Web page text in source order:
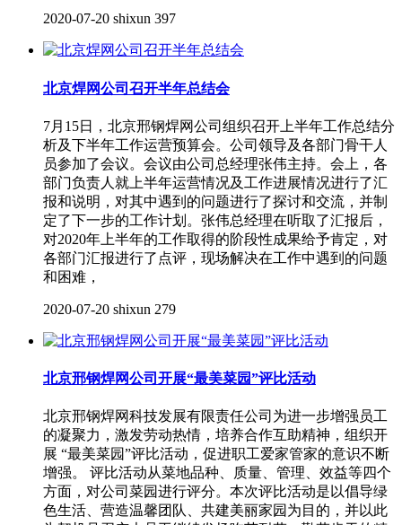
2020-07-20 shixun 397
北京焊网公司召开半年总结会
7月15日，北京邢钢焊网公司组织召开上半年工作总结分
析及下半年工作运营预算会。公司领导及各部门骨干人
员参加了会议。会议由公司总经理张伟主持。会上，各
部门负责人就上半年运营情况及工作进展情况进行了汇
报和说明，对其中遇到的问题进行了探讨和交流，并制
定了下一步的工作计划。张伟总经理在听取了汇报后，
对2020年上半年的工作取得的阶段性成果给予肯定，对
各部门汇报进行了点评，现场解决在工作中遇到的问题
和困难，
2020-07-20 shixun 279
北京邢钢焊网公司开展“最美菜园”评比活动
北京邢钢焊网科技发展有限责任公司为进一步增强员工
的凝聚力，激发劳动热情，培养合作互助精神，组织开
展 “最美菜园”评比活动，促进职工爱家管家的意识不断
增强。 评比活动从菜地品种、质量、管理、效益等四个
方面，对公司菜园进行评分。本次评比活动是以倡导绿
色生活、营造温馨团队、共建美丽家园为目的，并以此